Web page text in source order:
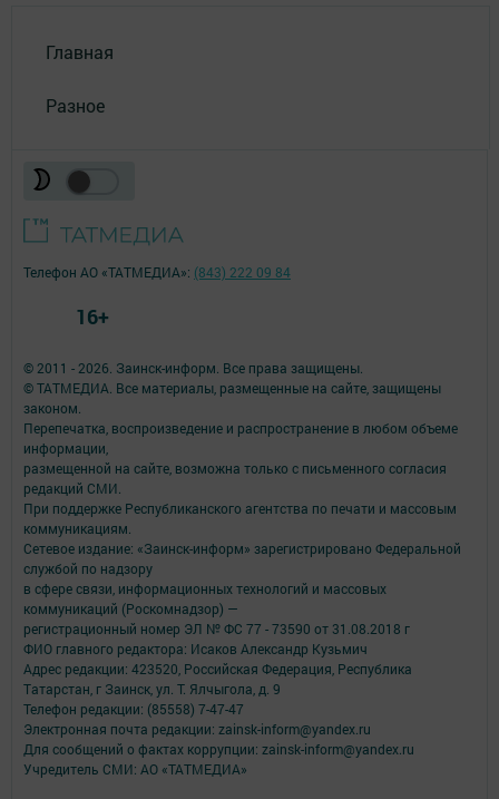
Главная
Разное
© 2011 - 2026. Заинск-информ. Все права защищены.
© ТАТМЕДИА. Все материалы, размещенные на сайте, защищены
законом.
Перепечатка, воспроизведение и распространение в любом объеме
информации,
размещенной на сайте, возможна только с письменного согласия
редакций СМИ.
При поддержке Республиканского агентства по печати и массовым
коммуникациям.
Сетевое издание: «Заинск-информ» зарегистрировано Федеральной
службой по надзору
в сфере связи, информационных технологий и массовых
коммуникаций (Роскомнадзор) —
регистрационный номер ЭЛ № ФС 77 - 73590 от 31.08.2018 г
ФИО главного редактора: Исаков Александр Кузьмич
Адрес редакции: 423520, Российская Федерация, Республика
Татарстан, г Заинск, ул. Т. Ялчыгола, д. 9
Телефон редакции: (85558) 7-47-47
Электронная почта редакции: zainsk-inform@yandex.ru
Для сообщений о фактах коррупции: zainsk-inform@yandex.ru
Учредитель СМИ: АО «ТАТМЕДИА»
Телефон АО «ТАТМЕДИА»: (843) 222 09 84
16+